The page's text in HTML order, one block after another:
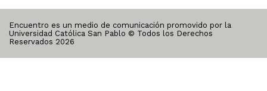
Encuentro es un medio de comunicación promovido por la
Universidad Católica San Pablo © Todos los Derechos
Reservados 2026